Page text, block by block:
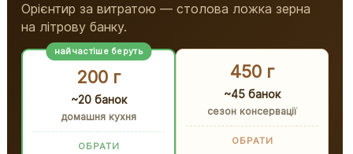
Орієнтир за витратою — столова ложка зерна
на літрову банку.
найчастіше беруть
200 г
~20 банок
домашня кухня
ОБРАТИ
450 г
~45 банок
сезон консервації
ОБРАТИ